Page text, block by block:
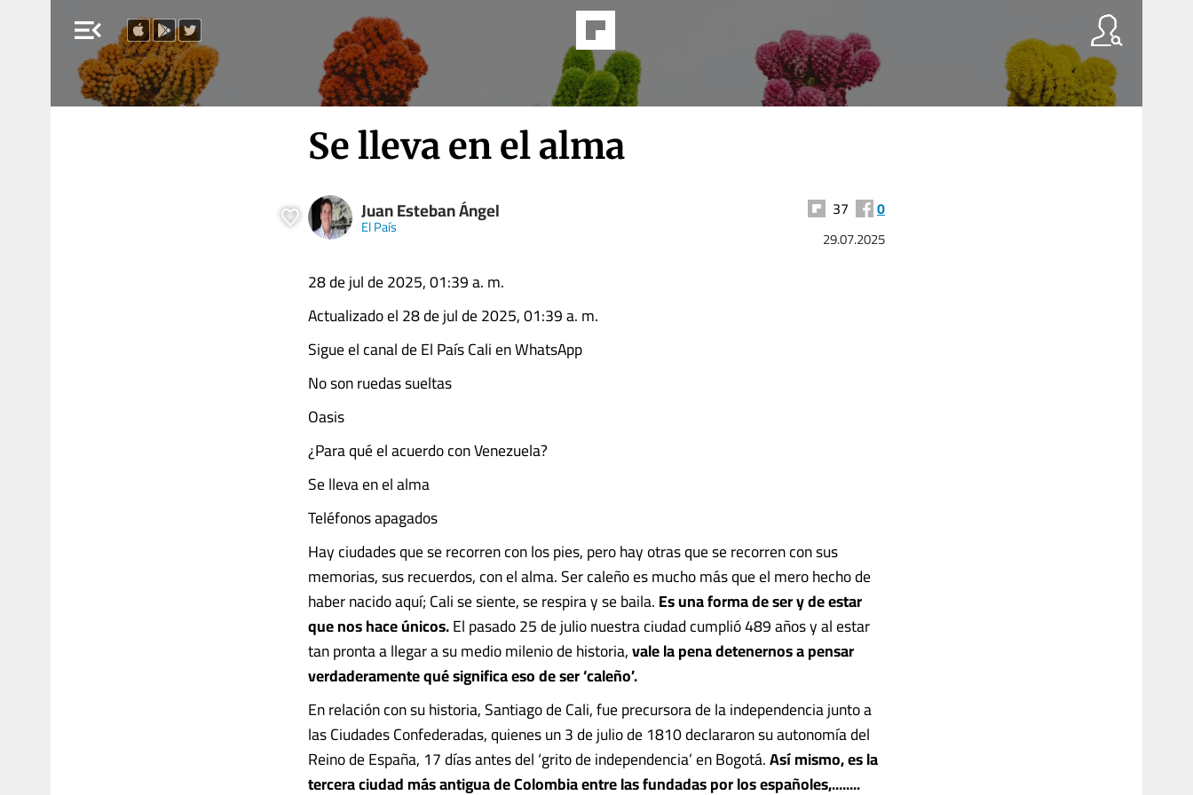
menu_open
Se lleva en el alma
Juan Esteban Ángel
El País
37 0
29.07.2025
28 de jul de 2025, 01:39 a. m.
Actualizado el 28 de jul de 2025, 01:39 a. m.
Sigue el canal de El País Cali en WhatsApp
No son ruedas sueltas
Oasis
¿Para qué el acuerdo con Venezuela?
Se lleva en el alma
Teléfonos apagados
Hay ciudades que se recorren con los pies, pero hay otras que se recorren con sus
memorias, sus recuerdos, con el alma. Ser caleño es mucho más que el mero hecho de
haber nacido aquí; Cali se siente, se respira y se baila.Es una forma de ser y de estar
que nos hace únicos.El pasado 25 de julio nuestra ciudad cumplió 489 años y al estar
tan pronta a llegar a su medio milenio de historia,vale la pena detenernos a pensar
verdaderamente qué significa eso de ser ‘caleño’.
En relación con su historia, Santiago de Cali, fue precursora de la independencia junto a
las Ciudades Confederadas, quienes un 3 de julio de 1810 declararon su autonomía del
Reino de España, 17 días antes del ‘grito de independencia’ en Bogotá.Así mismo, es la
tercera ciudad más antigua de Colombia entre las fundadas por los españoles,........